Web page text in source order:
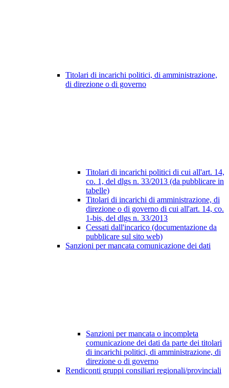
Titolari di incarichi politici, di amministrazione,
di direzione o di governo
Titolari di incarichi politici di cui all'art. 14,
co. 1, del dlgs n. 33/2013 (da pubblicare in
tabelle)
Titolari di incarichi di amministrazione, di
direzione o di governo di cui all'art. 14, co.
1-bis, del dlgs n. 33/2013
Cessati dall'incarico (documentazione da
pubblicare sul sito web)
Sanzioni per mancata comunicazione dei dati
Sanzioni per mancata o incompleta
comunicazione dei dati da parte dei titolari
di incarichi politici, di amministrazione, di
direzione o di governo
Rendiconti gruppi consiliari regionali/provinciali